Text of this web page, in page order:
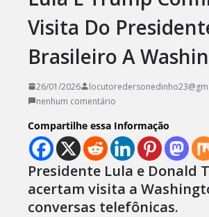
Visita Do
Brasileiro A
26/01/2026
nenhum comentário
Compartilhe essa Informação
Presidente Lula e Donald
acertam visita a
conversas telefônicas.